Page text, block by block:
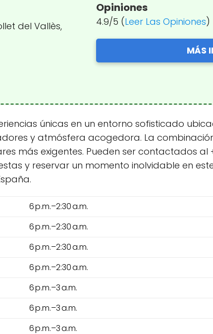
del Vallès,
Opiniones
4.9/5 (Leer Las Opiniones)
MÁS
únicas en un entorno sofisticado
y atmósfera acogedora. La
más exigentes. Pueden ser contactados al
y reservar un momento inolvidable en
6 p.m.–2:30 a.m.
6 p.m.–2:30 a.m.
6 p.m.–2:30 a.m.
6 p.m.–2:30 a.m.
6 p.m.–3 a.m.
6 p.m.–3 a.m.
6 p.m.–3 a.m.